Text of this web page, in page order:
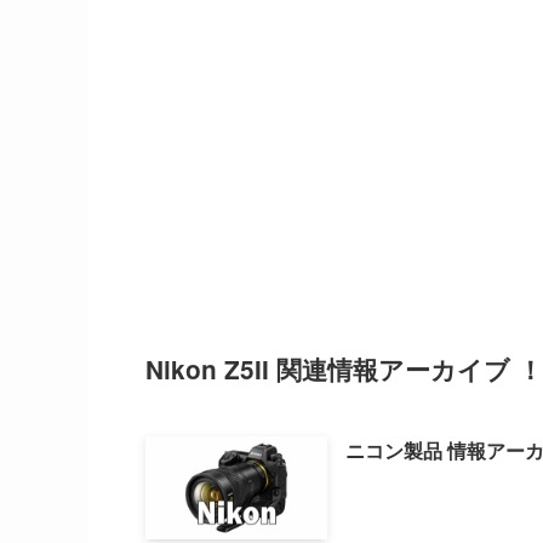
Nikon Z5II 関連情報アーカイブ ！
ニコン製品 情報アー